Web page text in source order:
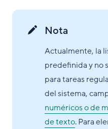
Nota
Actualmente, la
predefinida y no
para tareas
del sistema,
numéricos o de
de texto. Para